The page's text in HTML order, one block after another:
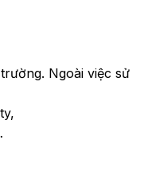
Ngoài việc sử